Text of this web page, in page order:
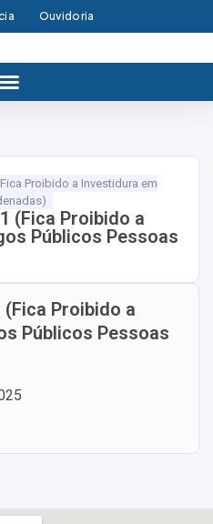
Ouvidoria
Proibido a Investidura em
(Fica Proibido a
Públicos Pessoas
(Fica Proibido a
Públicos Pessoas